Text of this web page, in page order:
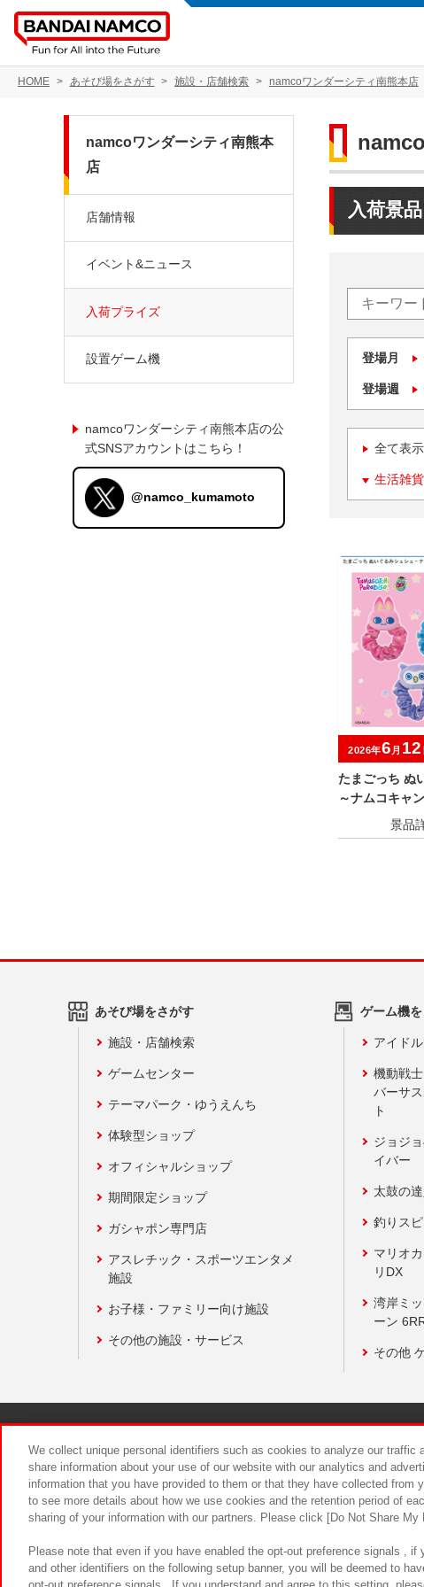
HOME あそび場をさがす 施設・店舗検索 namcoワンダーシティ南熊本店
入荷景
登場月
登場週
全て表示
生活雑
たまごっち ぬ
～ナムコキャ
2026年6 月 12
namcoワンダーシティ南熊本
店
店舗情報
イベント&ニュース
入荷プライズ
設置ゲーム機
namcoワンダーシティ南熊本店の公
式SNSアカウントはこちら！
@namco_kumamoto
あそび場をさがす
施設・店舗検索
ゲームセンター
テーマパーク・ゆうえんち
体験型ショップ
オフィシャルショップ
期間限定ショップ
ガシャポン専門店
アスレチック・スポーツエンタメ
施設
お子様・ファミリー向け施設
その他の施設・サービス
ゲーム機
アイド
機動戦
バーサ
ト
ジョジ
イバー
太鼓の達
釣りス
マリオ
リDX
湾岸ミ
ーン
その他
食品のご提供に
We collect unique personal identifiers such as cookies to analyze our traffic
share information about your use of our website with our analytics and
information that you have provided to them or that they have collected from
to see more details about how we use cookies and the retention period of
sharing of your information with our partners. Please click [Do Not Share
Please note that even if you have enabled the opt-out preference signals ,
and other identifiers on the following setup banner, you will be deemed to